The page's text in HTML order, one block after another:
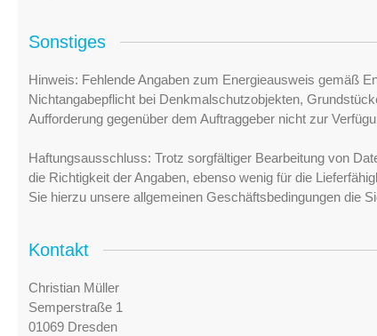
Sonstiges
Hinweis: Fehlende Angaben zum Energieausweis gemäß
Nichtangabepflicht bei Denkmalschutzobjekten,
Aufforderung gegenüber dem Auftraggeber nicht zur
Haftungsausschluss: Trotz sorgfältiger Bearbeitung von
die Richtigkeit der Angaben, ebenso wenig für die
Sie hierzu unsere allgemeinen Geschäftsbedingungen die
Kontakt
Christian Müller
Semperstraße 1
01069 Dresden